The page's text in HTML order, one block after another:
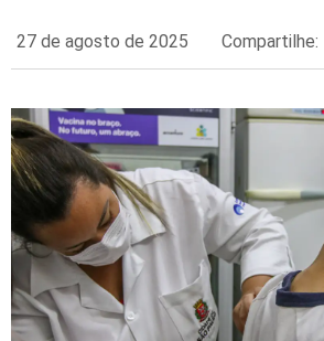
27 de agosto de 2025 Compartilhe: